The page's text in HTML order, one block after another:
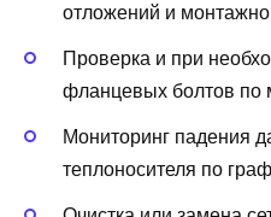
отложений и
Проверка и при
фланцевых болтов по
Мониторинг падения
теплоносителя по